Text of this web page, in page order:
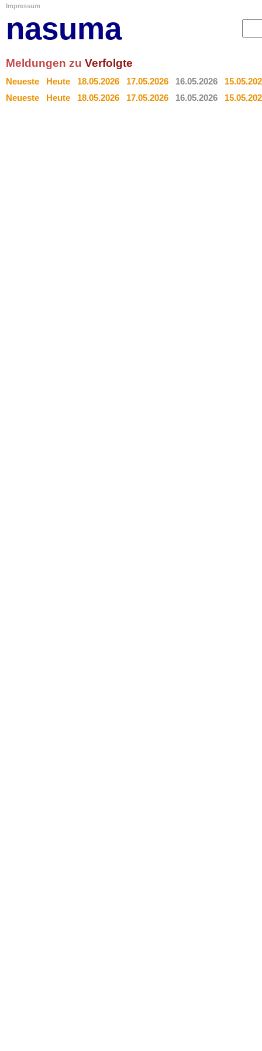
Impressum
nasuma
Meldungen zu Verfolgte
Neueste Heute 18.05.2026 17.05.2026 16.05.2026
Neueste
Heute 18.05.2026 17.05.2026 16.05.2026